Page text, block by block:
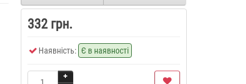
332 грн.
Наявність: Є в наявності